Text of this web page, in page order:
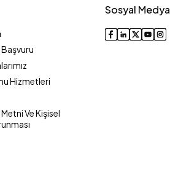
Hizmetleri
Ve Kişisel
Sosyal Medya